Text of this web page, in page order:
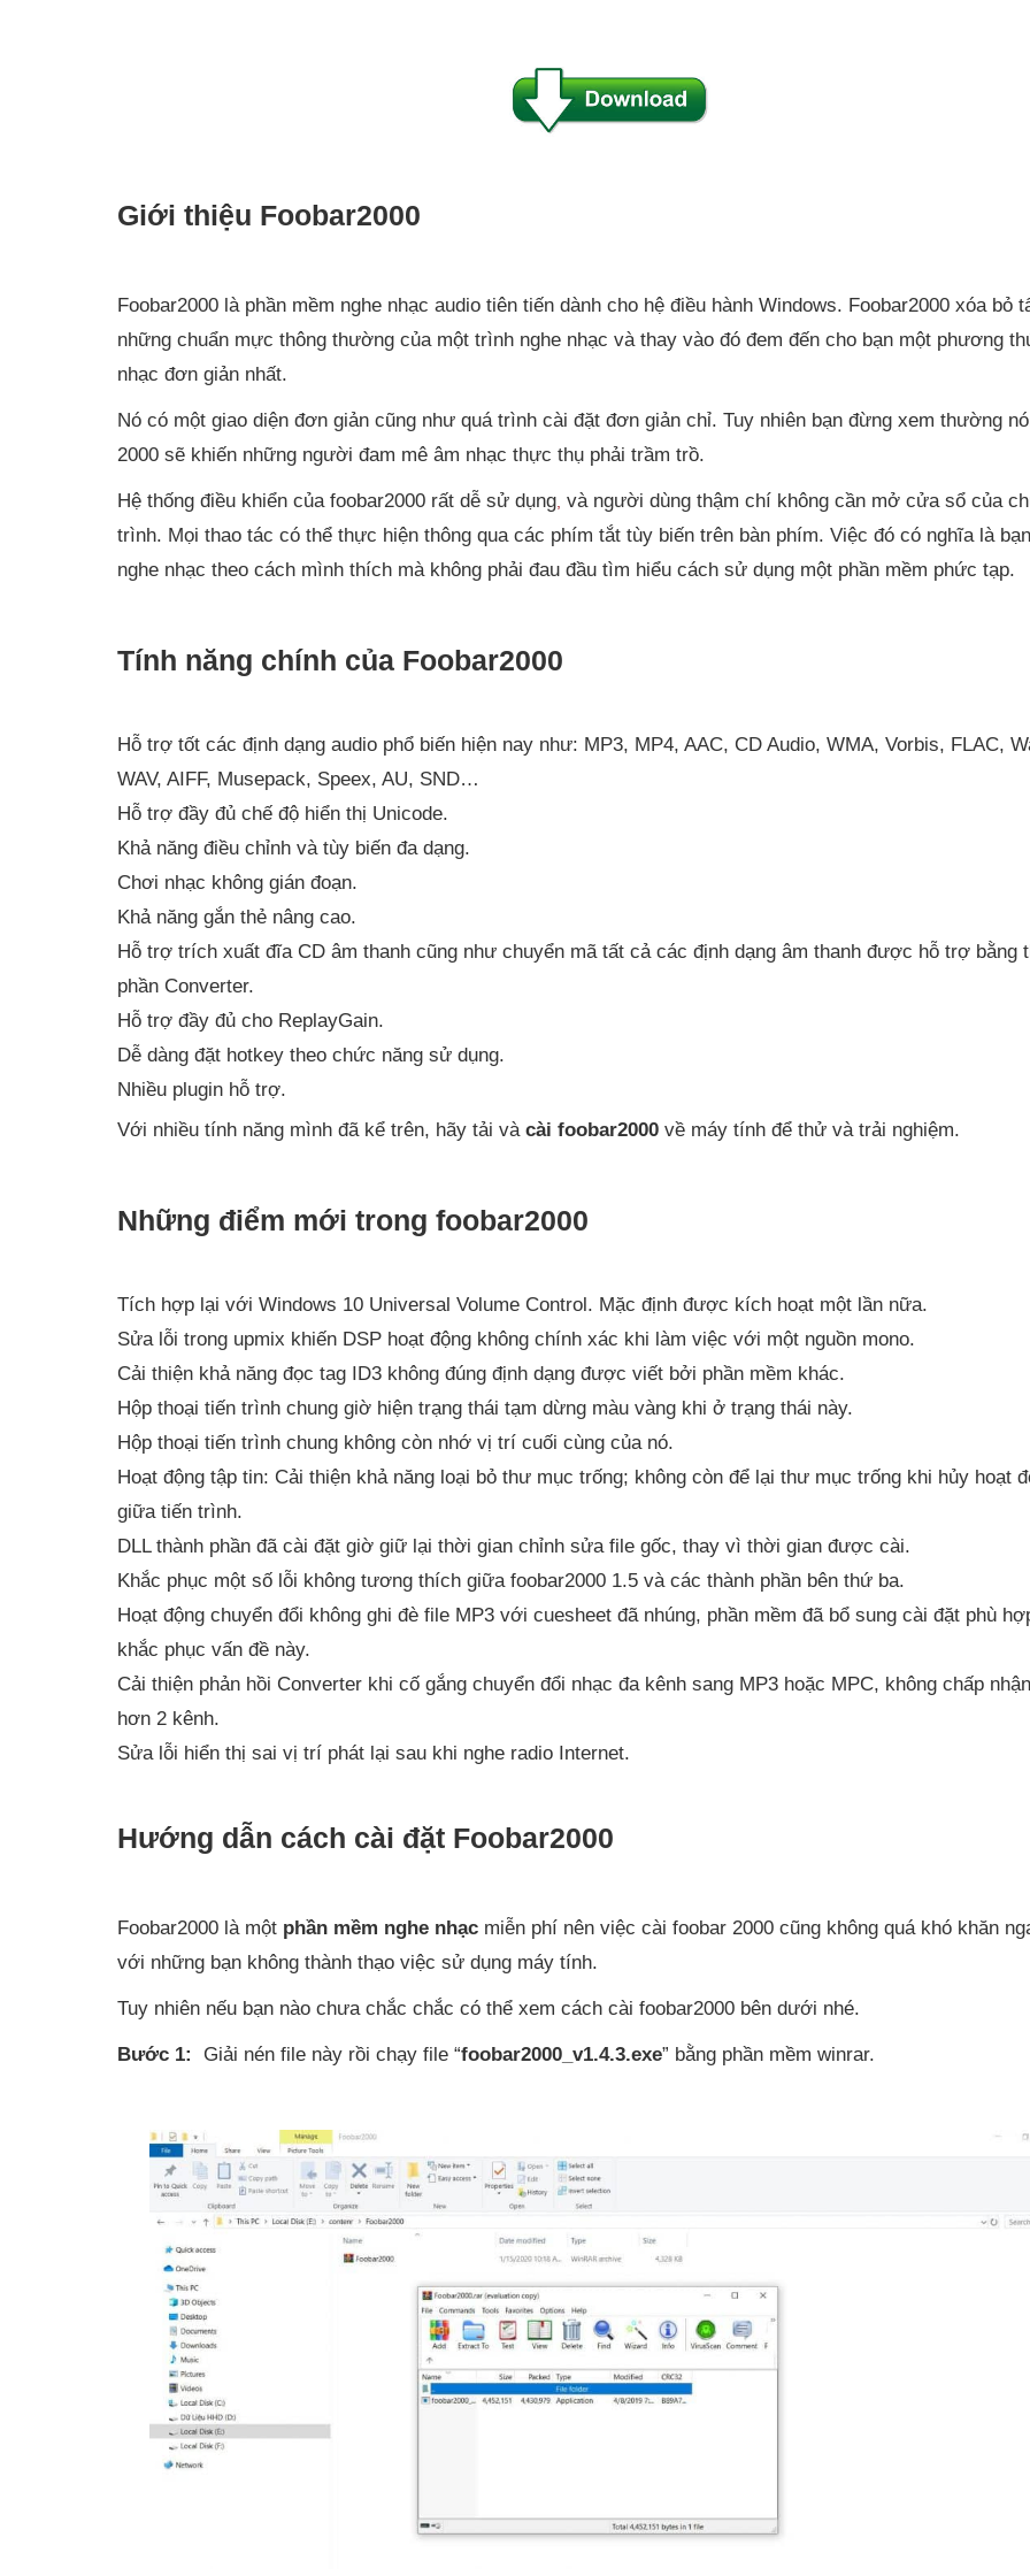
Giới thiệu Foobar2000
Foobar2000 là phần mềm nghe nhạc audio tiên tiến dành cho hệ điều hành Windows. Foobar2000 xóa bỏ
những chuẩn mực thông thường của một trình nghe nhạc và thay vào đó đem đến cho bạn một phương
nhạc đơn giản nhất.
Nó có một giao diện đơn giản cũng như quá trình cài đặt đơn giản chỉ. Tuy nhiên bạn đừng xem thường
2000 sẽ khiến những người đam mê âm nhạc thực thụ phải trầm trồ.
Hệ thống điều khiển của foobar2000 rất dễ sử dụng và người dùng thậm chí không cần mở cửa sổ của
trình. Mọi thao tác có thể thực hiện thông qua các phím tắt tùy biến trên bàn phím. Việc đó có nghĩa là
nghe nhạc theo cách mình thích mà không phải đau đầu tìm hiểu cách sử dụng một phần mềm phức tạp.
Tính năng chính của Foobar2000
Hỗ trợ tốt các định dạng audio phổ biến hiện nay như: MP3, MP4, AAC, CD Audio, WMA, Vorbis, FLAC,
WAV, AIFF, Musepack, Speex, AU, SND…
Hỗ trợ đầy đủ chế độ hiển thị Unicode.
Khả năng điều chỉnh và tùy biến đa dạng.
Chơi nhạc không gián đoạn.
Khả năng gắn thẻ nâng cao.
Hỗ trợ trích xuất đĩa CD âm thanh cũng như chuyển mã tất cả các định dạng âm thanh được hỗ trợ bằng
phần Converter.
Hỗ trợ đầy đủ cho ReplayGain.
Dễ dàng đặt hotkey theo chức năng sử dụng.
Nhiều plugin hỗ trợ.
Với nhiều tính năng mình đã kể trên, hãy tải và cài foobar2000 về máy tính để thử và trải nghiệm.
Những điểm mới trong foobar2000
Tích hợp lại với Windows 10 Universal Volume Control. Mặc định được kích hoạt một lần nữa.
Sửa lỗi trong upmix khiến DSP hoạt động không chính xác khi làm việc với một nguồn mono.
Cải thiện khả năng đọc tag ID3 không đúng định dạng được viết bởi phần mềm khác.
Hộp thoại tiến trình chung giờ hiện trạng thái tạm dừng màu vàng khi ở trạng thái này.
Hộp thoại tiến trình chung không còn nhớ vị trí cuối cùng của nó.
Hoạt động tập tin: Cải thiện khả năng loại bỏ thư mục trống; không còn để lại thư mục trống khi hủy hoạt
giữa tiến trình.
DLL thành phần đã cài đặt giờ giữ lại thời gian chỉnh sửa file gốc, thay vì thời gian được cài.
Khắc phục một số lỗi không tương thích giữa foobar2000 1.5 và các thành phần bên thứ ba.
Hoạt động chuyển đổi không ghi đè file MP3 với cuesheet đã nhúng, phần mềm đã bổ sung cài đặt phù
khắc phục vấn đề này.
Cải thiện phản hồi Converter khi cố gắng chuyển đổi nhạc đa kênh sang MP3 hoặc MPC, không chấp
hơn 2 kênh.
Sửa lỗi hiển thị sai vị trí phát lại sau khi nghe radio Internet.
Hướng dẫn cách cài đặt Foobar2000
Foobar2000 là một phần mềm nghe nhạc miễn phí nên việc cài foobar 2000 cũng không quá khó khăn
với những bạn không thành thạo việc sử dụng máy tính.
Tuy nhiên nếu bạn nào chưa chắc chắc có thể xem cách cài foobar2000 bên dưới nhé.
Bước 1: Giải nén file này rồi chạy file “foobar2000_v1.4.3.exe” bằng phần mềm winrar.